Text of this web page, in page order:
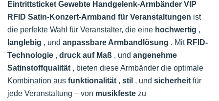
Eintrittsticket Gewebte Handgelenk-Armbänder VIP
RFID Satin-Konzert-Armband für Veranstaltungen ist
die perfekte Wahl für Veranstalter, die eine hochwertig ,
langlebig , und anpassbare Armbandlösung . Mit RFID-
Technologie , druck auf Maß , und angenehme
Satinstoffqualität , bieten diese Armbänder die optimale
Kombination aus funktionalität , stil , und sicherheit für
jede Veranstaltung – von musikfeste zu